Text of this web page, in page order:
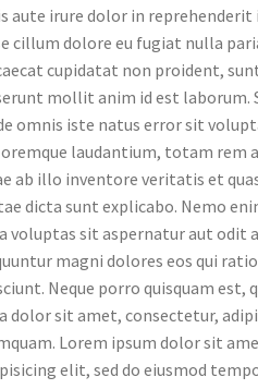
aute irure dolor in
cillum dolore eu fugiat nulla
cupidatat non proident,
mollit anim id est laborum.
omnis iste natus error sit
laudantium, totam rem
ab illo inventore veritatis et
dicta sunt explicabo. Nemo
voluptas sit aspernatur aut odit
magni dolores eos qui
Neque porro quisquam est,
dolor sit amet, consectetur,
Lorem ipsum dolor sit
elit, sed do eiusmod